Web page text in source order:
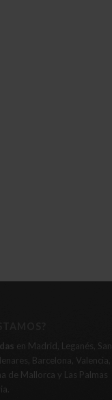
en Madrid, Leganés, San
Barcelona, Valencia,
de Mallorca y Las Palmas